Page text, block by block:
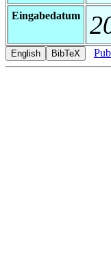
Eingabedatum